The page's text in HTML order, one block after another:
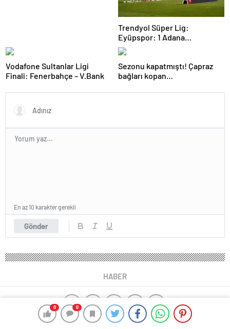
0 0
Trendyol Süper Lig:
Eyüpspor: 1 Adana
Demirspor: 0 (Maç devam
ediyor)
Vodafone Sultanlar Ligi
Finali: Fenerbahçe – V.Bank
Sezonu kapatmıştı! Çapraz
bağları kopan
Gönder
En az 10 karakter gerekli
HABER
yangın algılama sistemleri ajax alarm